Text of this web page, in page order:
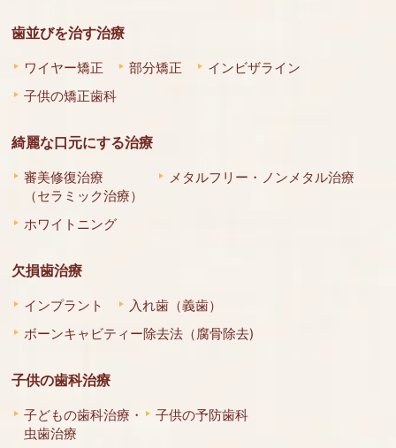
歯並びを治す治療
ワイヤー矯正 部分矯正
インビザライン
子供の矯正歯科
綺麗な口元にする治療
審美修復治療
（セラミック治療）
メタルフリー・ノンメタル治療
ホワイトニング
欠損歯治療
インプラント
入れ歯（義歯）
ボーンキャビティー除去法（腐骨除去)
子供の歯科治療
子どもの歯科治療・
虫歯治療
子供の予防歯科